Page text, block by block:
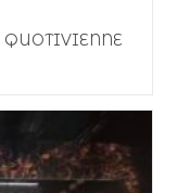
QUOTIVIENNE